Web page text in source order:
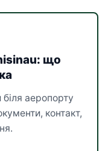
що
аеропорту
контакт,